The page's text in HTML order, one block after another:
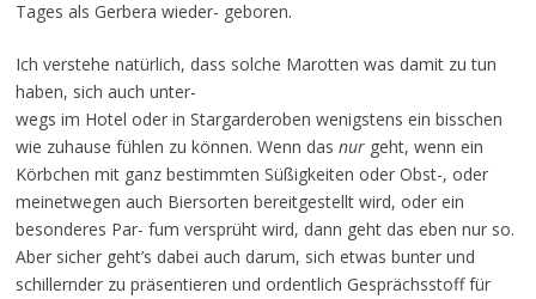
Tages als Gerbera wieder- geboren.
Ich verstehe natürlich, dass solche Marotten was damit zu tun
haben, sich auch unter-
wegs im Hotel oder in Stargarderoben wenigstens ein bisschen
wie zuhause fühlen zu können. Wenn das nurgeht, wenn ein
Körbchen mit ganz bestimmten Süßigkeiten oder Obst-, oder
meinetwegen auch Biersorten bereitgestellt wird, oder ein
besonderes Par- fum versprüht wird, dann geht das eben nur so.
Aber sicher geht’s dabei auch darum, sich etwas bunter und
schillernder zu präsentieren und ordentlich Gesprächsstoff für